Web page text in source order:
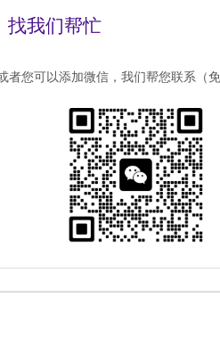
找我们帮忙
者您可以添加微信，我们帮您联系（免